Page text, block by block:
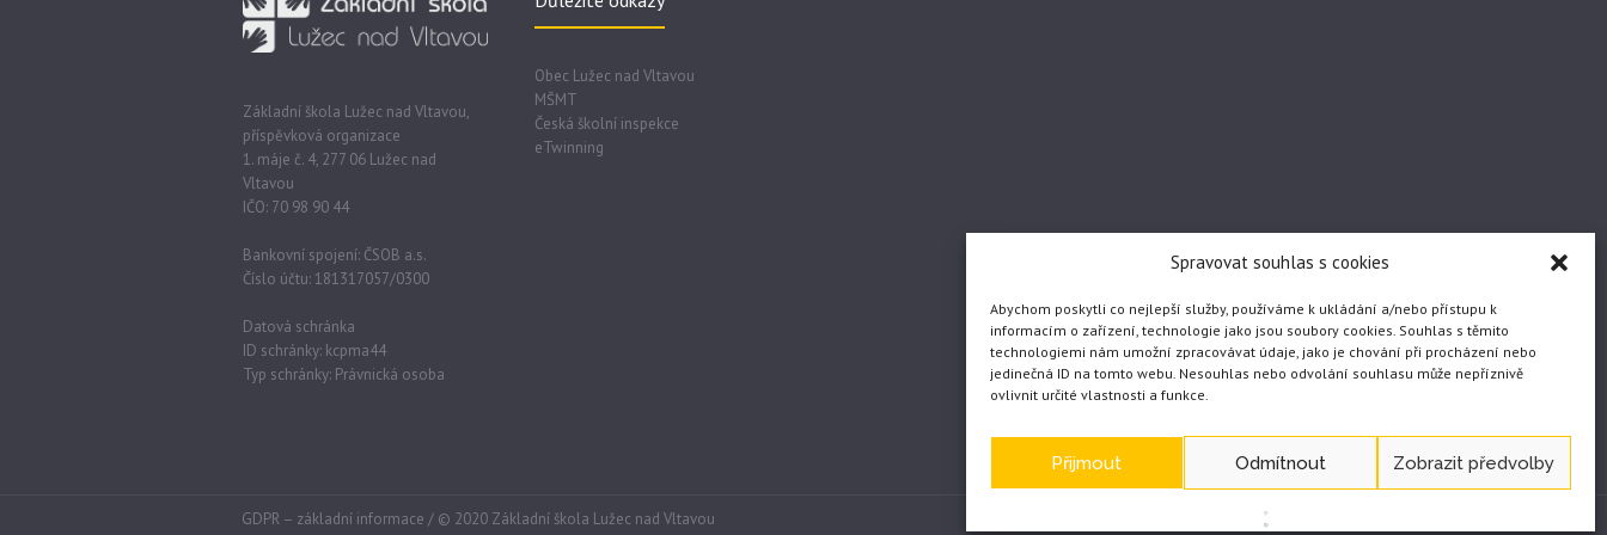
Spravovat souhlas s cookies
Abychom poskytli co nejlepší služby, používáme k ukládání a/nebo přístupu k
informacím o zařízení, technologie jako jsou soubory cookies. Souhlas s těmito
technologiemi nám umožní zpracovávat údaje, jako je chování při procházení nebo
jedinečná ID na tomto webu. Nesouhlas nebo odvolání souhlasu může nepříznivě
ovlivnit určité vlastnosti a funkce.
Přijmout Odmítnout Zobrazit předvolby
Základní škola Lužec nad Vltavou,
příspěvková organizace
1. máje č. 4, 277 06 Lužec nad
Vltavou
IČO: 70 98 90 44
Bankovní spojení: ČSOB a.s.
Číslo účtu: 181317057/0300
Datová schránka
ID schránky: kcpma44
Typ schránky: Právnická osoba
Obec Lužec nad Vltavou
MŠMT
Česká školní inspekce
eTwinning
WEB vytvořil JČ
GDPR – základní informace / © 2020 Základní škola Lužec nad Vltavou